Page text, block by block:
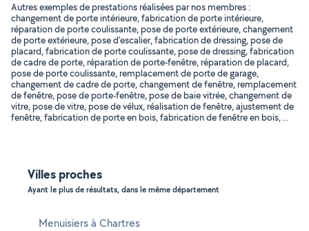
Autres exemples de prestations réalisées par nos membres :
changement de porte intérieure, fabrication de porte intérieure,
réparation de porte coulissante, pose de porte extérieure, changement
de porte extérieure, pose d'escalier, fabrication de dressing, pose de
placard, fabrication de porte coulissante, pose de dressing, fabrication
de cadre de porte, réparation de porte-fenêtre, réparation de placard,
pose de porte coulissante, remplacement de porte de garage,
changement de cadre de porte, changement de fenêtre, remplacement
de fenêtre, pose de porte-fenêtre, pose de baie vitrée, changement de
vitre, pose de vitre, pose de vélux, réalisation de fenêtre, ajustement de
fenêtre, fabrication de porte en bois, fabrication de fenêtre en bois, ..
Villes proches
Ayant le plus de résultats, dans le même département
Menuisiers à Chartres